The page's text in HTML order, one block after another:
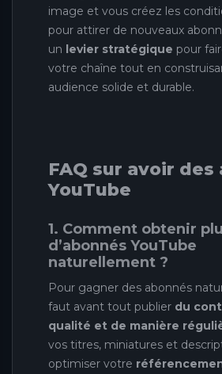
image et vous créez les
pour attirer de nouveaux
un levier stratégique pour
votre chaîne tout en
audience solide et durable.
FAQ sur avoir des
YouTube
1. Comment obtenir
d’abonnés YouTube
naturellement ?
Pour gagner des abonnés
faut avant tout publier du
qualité et de manière
vos titres, miniatures et
optimiser votre